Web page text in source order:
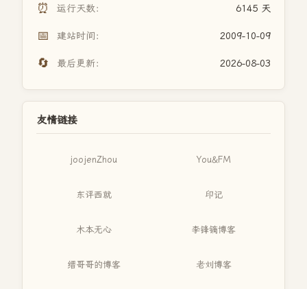
⏰ 运行天数： 6145 天
📅 建站时间： 2009-10-09
🔄 最后更新： 2026-08-03
友情链接
joojenZhou You&FM
东评西就 印记
木本无心 李锋镝博客
缙哥哥的博客 老刘博客